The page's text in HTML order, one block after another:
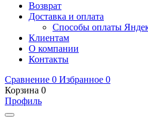
Возврат
Доставка и оплата
Способы оплаты
Клиентам
О компании
Контакты
Сравнение 0 Избранное 0
Корзина 0
Профиль